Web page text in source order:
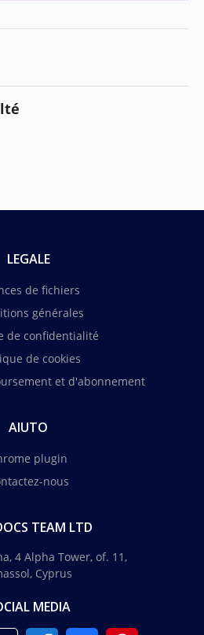
LEGALE
de fichiers
générales
de confidentialité
de cookies
et d'abonnement
AIUTO
plugin
nous
TEAM LTD
4 Alpha Tower, of. 11,
Cyprus
MEDIA